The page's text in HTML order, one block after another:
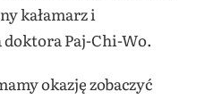
kałamarz i
doktora Paj-Chi-Wo.
okazję zobaczyć